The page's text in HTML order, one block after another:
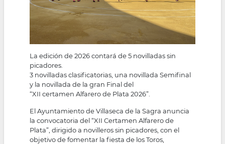
La edición de 2026 contará de 5 novilladas sin
picadores.
3 novilladas clasificatorias, una novillada Semifinal
y la novillada de la gran Final del
“XII certamen Alfarero de Plata 2026”.
El Ayuntamiento de Villaseca de la Sagra anuncia
la convocatoria del “XII Certamen Alfarero de
Plata”, dirigido a novilleros sin picadores, con el
objetivo de fomentar la fiesta de los Toros,